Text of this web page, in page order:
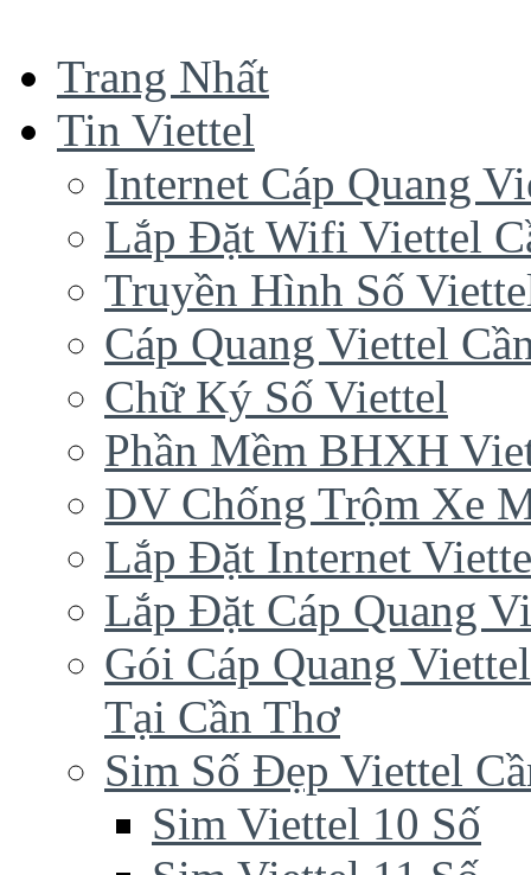
Trang Nhất
Tin Viettel
Internet Cáp Quang
Lắp Đặt Wifi Viettel
Truyền Hình Số
Cáp Quang Viettel
Chữ Ký Số Viettel
Phần Mềm BHXH
DV Chống Trộm Xe
Lắp Đặt Internet
Lắp Đặt Cáp Quang
Gói Cáp Quang
Tại Cần Thơ
Sim Số Đẹp Viettel
Sim Viettel 10 Số